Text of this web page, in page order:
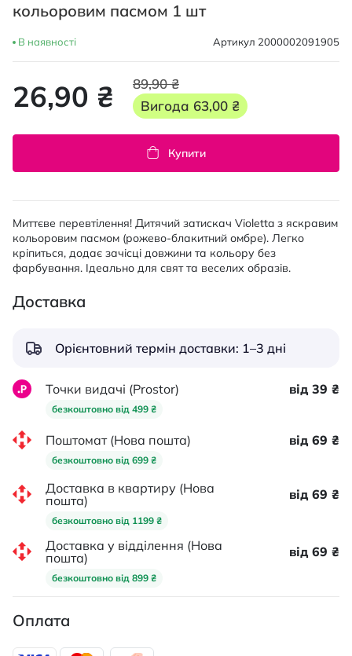
кольоровим пасмом 1 шт
В наявності Артикул 2000002091905
26,90 ₴
89,90 ₴
Вигода 63,00 ₴
Купити
Миттєве перевтілення! Дитячий затискач Violetta з яскравим
кольоровим пасмом (рожево-блакитний омбре). Легко
кріпиться, додає зачісці довжини та кольору без
фарбування. Ідеально для свят та веселих образів.
Доставка
Орієнтовний термін доставки: 1–3 дні
Точки видачі (Prostor)
безкоштовно від 499 ₴
від 39 ₴
Поштомат (Нова пошта)
безкоштовно від 699 ₴
від 69 ₴
Доставка в квартиру (Нова
пошта)
безкоштовно від 1199 ₴
від 69 ₴
Доставка у відділення (Нова
пошта)
безкоштовно від 899 ₴
від 69 ₴
Оплата